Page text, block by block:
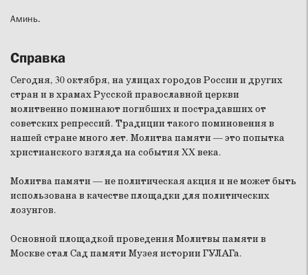
Аминь.
Справка
Сегодня, 30 октября, на улицах городов России и других
стран и в храмах Русской православной церкви
молитвенно поминают погибших и пострадавших от
советских репрессий. Традиции такого поминовения в
нашей стране много лет. Молитва памяти — это попытка
христианского взгляда на события XX века.
Молитва памяти — не политическая акция и не может быть
использована в качестве площадки для политических
лозунгов.
Основной площадкой проведения Молитвы памяти в
Москве стал Сад памяти Музея истории ГУЛАГа.